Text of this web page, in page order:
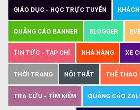
GIÁO DỤC - HỌC TRỰC TUYẾN
QUẢNG CÁO BANNER BLOGGER
TIN TỨC - TẠP CHÍ NHÀ HÀNG XE
THỜI TRANG NỘI THẤT THỂ THAO
TRA CỨU - TÌM KIẾM QUẢNG CÁO